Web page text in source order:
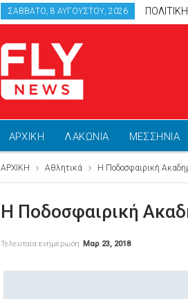
ΣΆΒΒΑΤΟ, 8 ΑΥΓΟΎΣΤΟΥ, 2026 ΠΟΛΙΤΙΚΗ
ΑΡΧΙΚΗ ΛΑΚΩΝΙΑ ΜΕΣΣΗΝΙΑ
ΑΡΧΙΚΗ Αθλητικά Η Ποδοσφαιρική
Η Ποδοσφαιρική
Τελευταία ενημέρωση Μαρ 23, 2018